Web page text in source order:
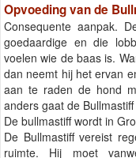
Opvoeding van de
Consequente aanpak.
goedaardige en die
voelen wie de baas is.
dan neemt hij het ervan
aan te raden de hond
anders gaat de
De bullmastiff wordt in
De Bullmastiff vereist
ruimte. Hij moet